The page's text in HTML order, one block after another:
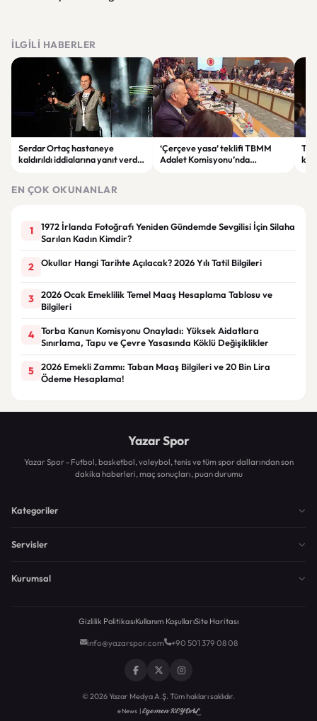
İLGILI HABERLER
Serdar Ortaç hastaneye
kaldırıldı iddialarına yanıt verdi:
‘Çerçeve yasa’ teklifi TBMM
Adalet Komisyonu’nda
EN ÇOK OKUNANLAR
1
1972 İrlanda Fotoğrafı Yeniden Gündemde Sevgilisi İçin Silaha
Sarılan Kadın Kimdir?
2 Okullar Hangi Tarihte Açılacak? 2026 Yılı Tatil Bilgileri
3
2026 Ocak Emeklilik Temel Maaş Hesaplama Tablosu ve
Bilgileri
4
Torba Kanun Komisyonu Onayladı: Yüksek Aidatlara
Sınırlama, Tapu ve Çevre Yasasında Köklü Değişiklikler
5
2026 Emekli Zammı: Taban Maaş Bilgileri ve 20 Bin Lira
Ödeme Hesaplama!
Yazar Spor
Yazar Spor - Futbol, basketbol, voleybol, tenis ve tüm spor dallarından son
dakika haberleri, maç sonuçları, puan durumu
Kategoriler
Servisler
Kurumsal
Gizlilik PolitikasıKullanım KoşullarıSite Haritası
info@yazarspor.com +90 501 379 08 08
© 2026 Yazar Medya A.Ş. Tüm hakları saklıdır.
eNews |Egemen KEYDAL